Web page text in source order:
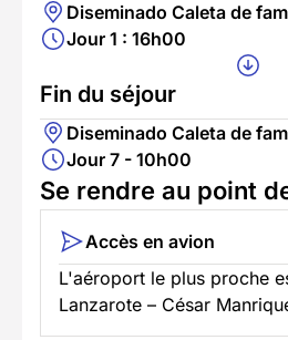
Diseminado Caleta de
Jour 1 : 16h00
Fin du séjour
Diseminado Caleta de
Jour 7 - 10h00
Se rendre au point
Accès en avion
L'aéroport le plus proche
Lanzarote – César